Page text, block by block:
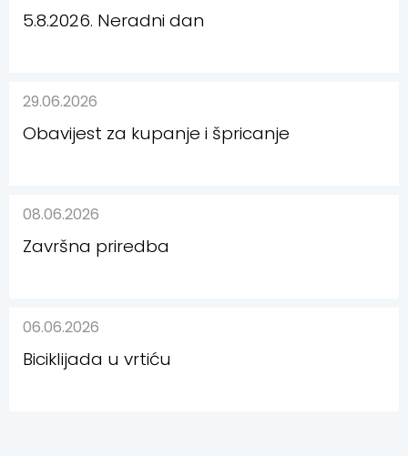
5.8.2026. Neradni dan
29.06.2026
Obavijest za kupanje i špricanje
08.06.2026
Završna priredba
06.06.2026
Biciklijada u vrtiću